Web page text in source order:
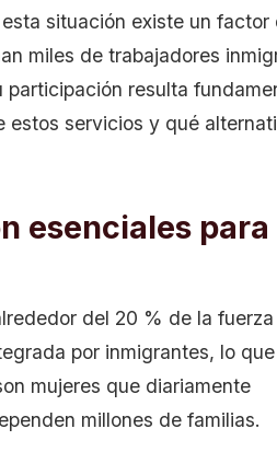
situación existe un factor
miles de trabajadores
participación resulta
estos servicios y qué
esenciales para
del 20 % de la fuerza
por inmigrantes, lo que
mujeres que diariamente
millones de familias.